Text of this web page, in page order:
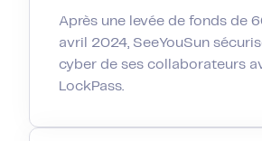
Après une levée de fonds de
avril 2024, SeeYouSun
cyber de ses collaborateurs
LockPass.